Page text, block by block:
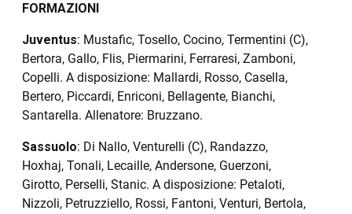
FORMAZIONI
Juventus: Mustafic, Tosello, Cocino, Termentini (C),
Bertora, Gallo, Flis, Piermarini, Ferraresi, Zamboni,
Copelli. A disposizione: Mallardi, Rosso, Casella,
Bertero, Piccardi, Enriconi, Bellagente, Bianchi,
Santarella. Allenatore: Bruzzano.
Sassuolo: Di Nallo, Venturelli (C), Randazzo,
Hoxhaj, Tonali, Lecaille, Andersone, Guerzoni,
Girotto, Perselli, Stanic. A disposizione: Petaloti,
Nizzoli, Petruzziello, Rossi, Fantoni, Venturi, Bertola,